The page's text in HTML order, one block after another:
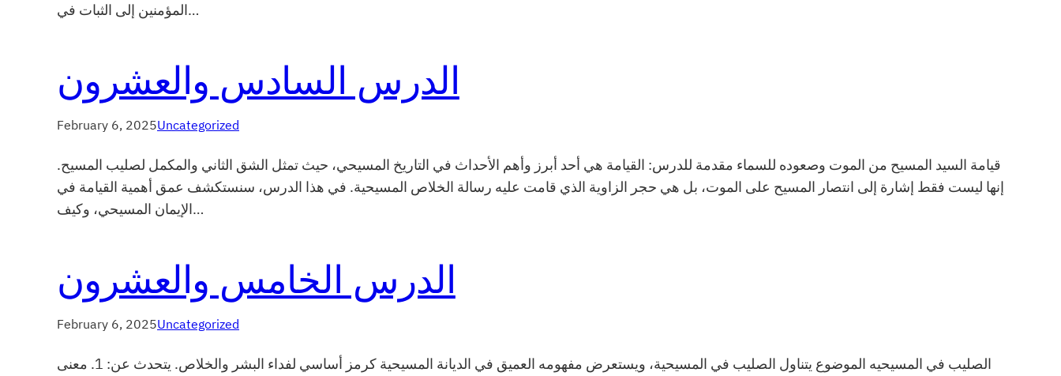
المؤمنين إلى الثبات في…
الدرس السادس والعشرون
February 6, 2025Uncategorized
قيامة السيد المسيح من الموت وصعوده للسماء مقدمة للدرس: القيامة هي أحد أبرز وأهم الأحداث في التاريخ المسيحي، حيث تمثل الشق الثاني والمكمل لصليب المسيح.
إنها ليست فقط إشارة إلى انتصار المسيح على الموت، بل هي حجر الزاوية الذي قامت عليه رسالة الخلاص المسيحية. في هذا الدرس، سنستكشف عمق أهمية القيامة في
الإيمان المسيحي، وكيف…
الدرس الخامس والعشرون
February 6, 2025Uncategorized
الصليب في المسيحيه الموضوع يتناول الصليب في المسيحية، ويستعرض مفهومه العميق في الديانة المسيحية كرمز أساسي لفداء البشر والخلاص. يتحدث عن: 1. معنى